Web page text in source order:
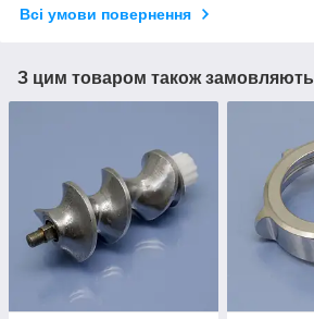
Всі умови повернення
З цим товаром також замовляють